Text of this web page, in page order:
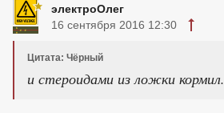
электроОлег
16 сентября 2016 12:30
Цитата: Чёрный
и стероидами из ложки